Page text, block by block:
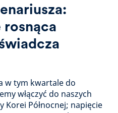
w tym kwartale do
włączyć do naszych
Korei Północnej; napięcie